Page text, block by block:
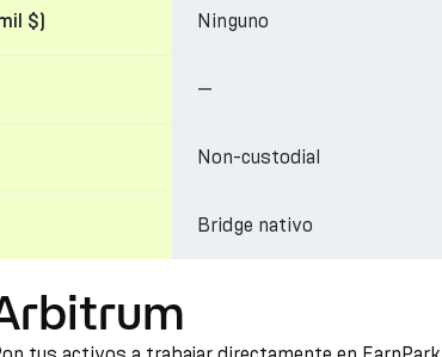
$) Ninguno
—
Non-custodial
Bridge nativo